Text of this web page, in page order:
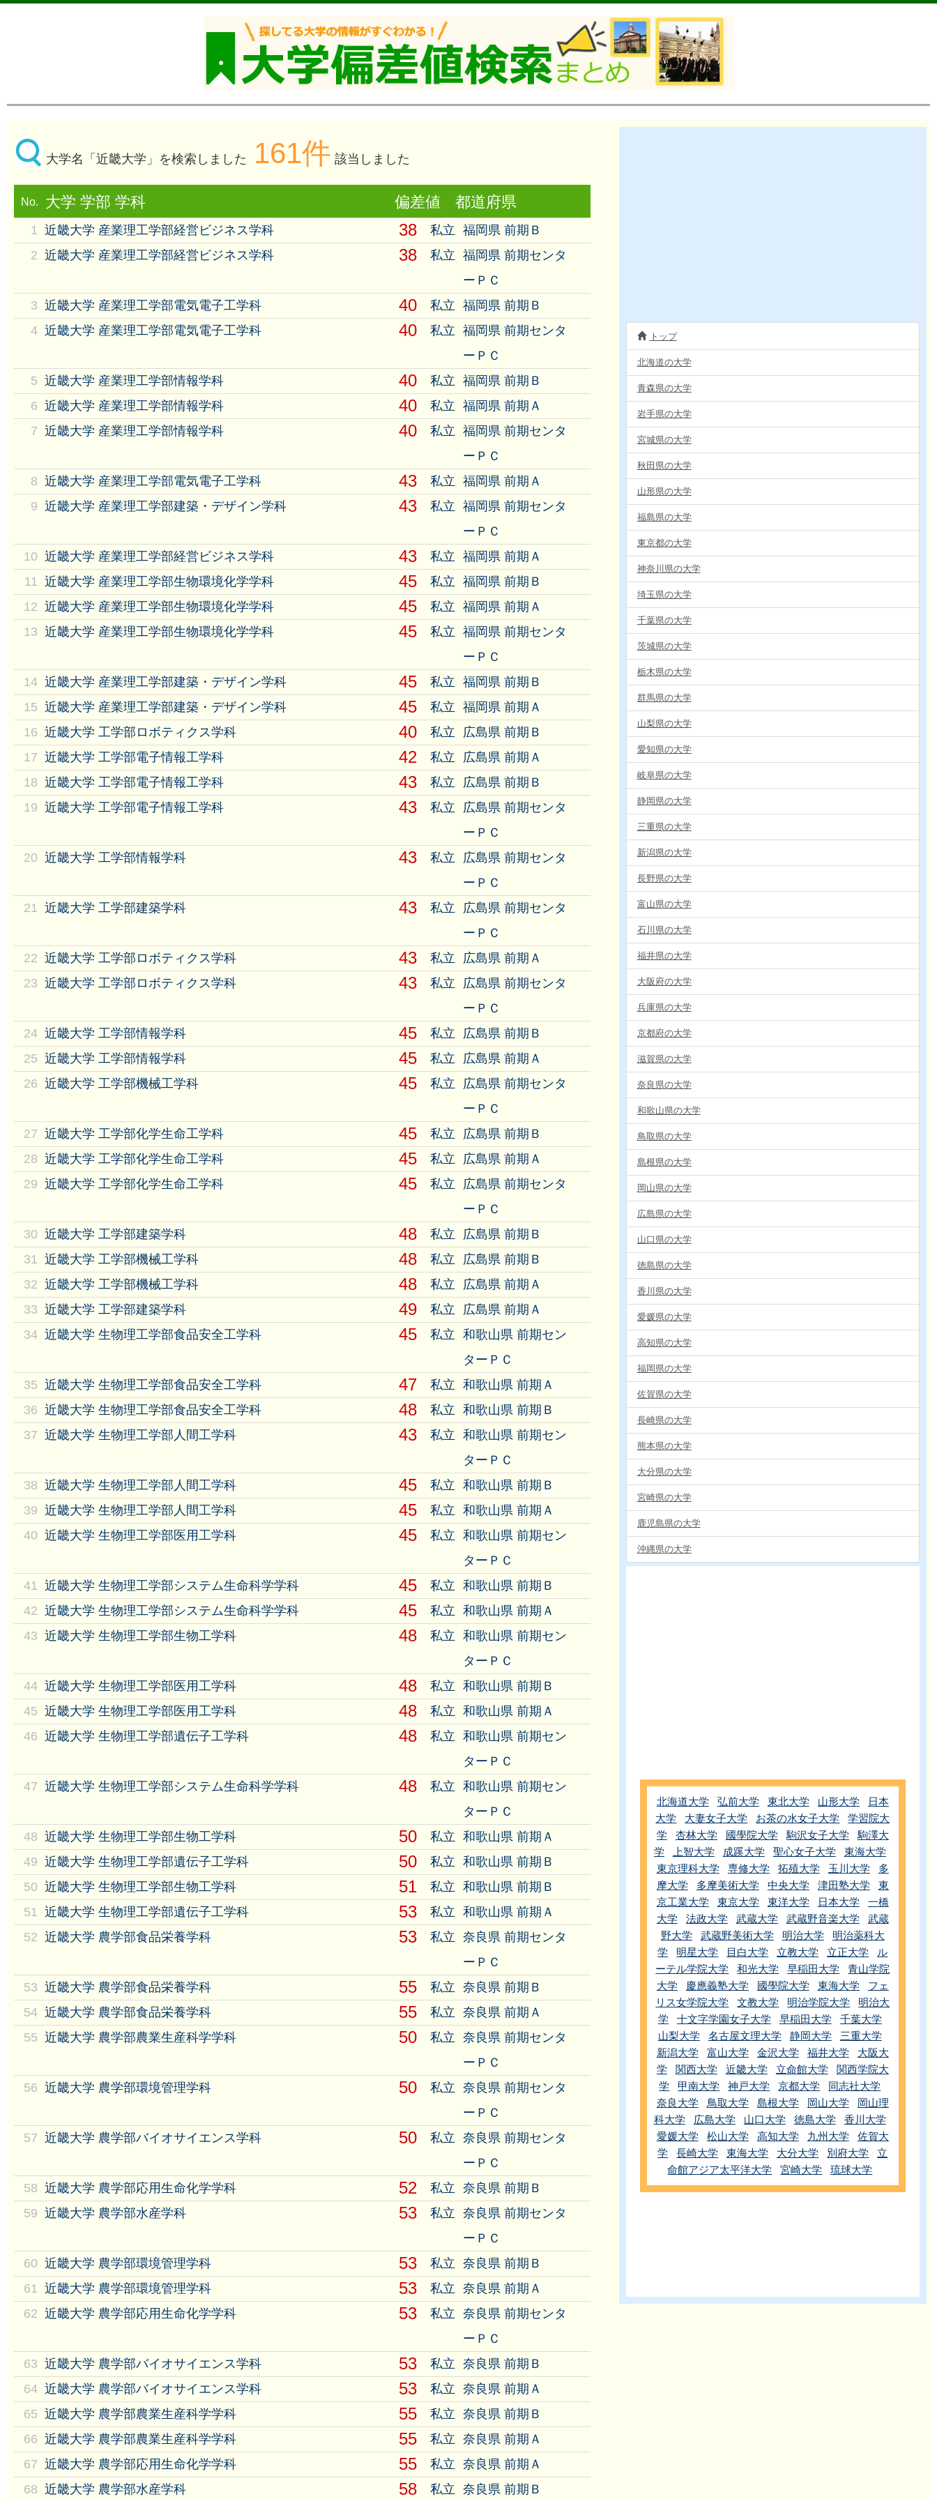
大学名「近畿大学」を検索しました 161件 該当しました
No. 大学 学部 学科 偏差値 都道府県
1 近畿大学 産業理工学部経営ビジネス学科 38 私立 福岡県 前期Ｂ
2 近畿大学 産業理工学部経営ビジネス学科 38 私立 福岡県 前期センタ
ーＰＣ
3 近畿大学 産業理工学部電気電子工学科 40 私立 福岡県 前期Ｂ
4 近畿大学 産業理工学部電気電子工学科 40 私立 福岡県 前期センタ
ーＰＣ
5 近畿大学 産業理工学部情報学科 40 私立 福岡県 前期Ｂ
6 近畿大学 産業理工学部情報学科 40 私立 福岡県 前期Ａ
7 近畿大学 産業理工学部情報学科 40 私立 福岡県 前期センタ
ーＰＣ
8 近畿大学 産業理工学部電気電子工学科 43 私立 福岡県 前期Ａ
9 近畿大学 産業理工学部建築・デザイン学科 43 私立 福岡県 前期センタ
ーＰＣ
10 近畿大学 産業理工学部経営ビジネス学科 43 私立 福岡県 前期Ａ
11 近畿大学 産業理工学部生物環境化学学科 45 私立 福岡県 前期Ｂ
12 近畿大学 産業理工学部生物環境化学学科 45 私立 福岡県 前期Ａ
13 近畿大学 産業理工学部生物環境化学学科 45 私立 福岡県 前期センタ
ーＰＣ
14 近畿大学 産業理工学部建築・デザイン学科 45 私立 福岡県 前期Ｂ
15 近畿大学 産業理工学部建築・デザイン学科 45 私立 福岡県 前期Ａ
16 近畿大学 工学部ロボティクス学科 40 私立
広島県 前期Ｂ
17 近畿大学 工学部電子情報工学科 42 私立
広島県 前期Ａ
18 近畿大学 工学部電子情報工学科 43 私立
広島県 前期Ｂ
19 近畿大学 工学部電子情報工学科 43 私立
広島県 前期センタ
ーＰＣ
20 近畿大学 工学部情報学科 43 私立
広島県 前期センタ
ーＰＣ
21 近畿大学 工学部建築学科 43 私立
広島県 前期センタ
ーＰＣ
22 近畿大学 工学部ロボティクス学科 43 私立
広島県 前期Ａ
23 近畿大学 工学部ロボティクス学科 43 私立
広島県 前期センタ
ーＰＣ
24 近畿大学 工学部情報学科 45 私立
広島県 前期Ｂ
25 近畿大学 工学部情報学科 45 私立
広島県 前期Ａ
26 近畿大学 工学部機械工学科 45 私立
広島県 前期センタ
ーＰＣ
27 近畿大学 工学部化学生命工学科 45 私立
広島県 前期Ｂ
28 近畿大学 工学部化学生命工学科 45 私立
広島県 前期Ａ
29 近畿大学 工学部化学生命工学科 45 私立
広島県 前期センタ
ーＰＣ
30 近畿大学 工学部建築学科 48 私立
広島県 前期Ｂ
31 近畿大学 工学部機械工学科 48 私立
広島県 前期Ｂ
32 近畿大学 工学部機械工学科 48 私立
広島県 前期Ａ
33 近畿大学 工学部建築学科 49 私立
広島県 前期Ａ
34 近畿大学 生物理工学部食品安全工学科 45 私立 和歌山県 前期セン
ターＰＣ
35 近畿大学 生物理工学部食品安全工学科 47 私立 和歌山県 前期Ａ
36 近畿大学 生物理工学部食品安全工学科 48 私立 和歌山県 前期Ｂ
37 近畿大学 生物理工学部人間工学科 43 私立 和歌山県 前期セン
ターＰＣ
38 近畿大学 生物理工学部人間工学科 45 私立 和歌山県 前期Ｂ
39 近畿大学 生物理工学部人間工学科 45 私立 和歌山県 前期Ａ
40 近畿大学 生物理工学部医用工学科 45 私立 和歌山県 前期セン
ターＰＣ
41 近畿大学 生物理工学部システム生命科学学科 45 私立 和歌山県 前期Ｂ
42 近畿大学 生物理工学部システム生命科学学科 45 私立 和歌山県 前期Ａ
43 近畿大学 生物理工学部生物工学科 48 私立 和歌山県 前期セン
ターＰＣ
44 近畿大学 生物理工学部医用工学科 48 私立 和歌山県 前期Ｂ
45 近畿大学 生物理工学部医用工学科 48 私立 和歌山県 前期Ａ
46 近畿大学 生物理工学部遺伝子工学科 48 私立 和歌山県 前期セン
ターＰＣ
47 近畿大学 生物理工学部システム生命科学学科 48 私立 和歌山県 前期セン
ターＰＣ
48 近畿大学 生物理工学部生物工学科 50 私立 和歌山県 前期Ａ
49 近畿大学 生物理工学部遺伝子工学科 50 私立 和歌山県 前期Ｂ
50 近畿大学 生物理工学部生物工学科 51 私立 和歌山県 前期Ｂ
51 近畿大学 生物理工学部遺伝子工学科 53 私立 和歌山県 前期Ａ
52 近畿大学 農学部食品栄養学科 53 私立 奈良県 前期センタ
ーＰＣ
53 近畿大学 農学部食品栄養学科 55 私立 奈良県 前期Ｂ
54 近畿大学 農学部食品栄養学科 55 私立 奈良県 前期Ａ
55 近畿大学 農学部農業生産科学学科 50 私立 奈良県 前期センタ
ーＰＣ
56 近畿大学 農学部環境管理学科 50 私立 奈良県 前期センタ
ーＰＣ
57 近畿大学 農学部バイオサイエンス学科 50 私立 奈良県 前期センタ
ーＰＣ
58 近畿大学 農学部応用生命化学学科 52 私立 奈良県 前期Ｂ
59 近畿大学 農学部水産学科 53 私立 奈良県 前期センタ
ーＰＣ
60 近畿大学 農学部環境管理学科 53 私立 奈良県 前期Ｂ
61 近畿大学 農学部環境管理学科 53 私立 奈良県 前期Ａ
62 近畿大学 農学部応用生命化学学科 53 私立 奈良県 前期センタ
ーＰＣ
63 近畿大学 農学部バイオサイエンス学科 53 私立 奈良県 前期Ｂ
64 近畿大学 農学部バイオサイエンス学科 53 私立 奈良県 前期Ａ
65 近畿大学 農学部農業生産科学学科 55 私立 奈良県 前期Ｂ
66 近畿大学 農学部農業生産科学学科 55 私立 奈良県 前期Ａ
67 近畿大学 農学部応用生命化学学科 55 私立 奈良県 前期Ａ
68 近畿大学 農学部水産学科 58 私立 奈良県 前期Ｂ
トップ
北海道の大学
青森県の大学
岩手県の大学
宮城県の大学
秋田県の大学
山形県の大学
福島県の大学
東京都の大学
神奈川県の大学
埼玉県の大学
千葉県の大学
茨城県の大学
栃木県の大学
群馬県の大学
山梨県の大学
愛知県の大学
岐阜県の大学
静岡県の大学
三重県の大学
新潟県の大学
長野県の大学
富山県の大学
石川県の大学
福井県の大学
大阪府の大学
兵庫県の大学
京都府の大学
滋賀県の大学
奈良県の大学
和歌山県の大学
鳥取県の大学
島根県の大学
岡山県の大学
広島県の大学
山口県の大学
徳島県の大学
香川県の大学
愛媛県の大学
高知県の大学
福岡県の大学
佐賀県の大学
長崎県の大学
熊本県の大学
大分県の大学
宮崎県の大学
鹿児島県の大学
沖縄県の大学
北海道大学 弘前大学 東北大学 山形大学
日本
大学
大妻女子大学 お茶の水女子大学
学習院大
学
杏林大学 國學院大学 駒沢女子大学
駒澤大
学
上智大学 成蹊大学 聖心女子大学
東海大学
東京理科大学
専修大学 拓殖大学 玉川大学
多
摩大学
多摩美術大学 中央大学 津田塾大学
東
京工業大学
東京大学 東洋大学 日本大学
一橋
大学
法政大学 武蔵大学 武蔵野音楽大学
武蔵
野大学
武蔵野美術大学 明治大学
明治薬科大
学
明星大学 目白大学 立教大学 立正大学
ル
ーテル学院大学
和光大学 早稲田大学
青山学院
大学
慶應義塾大学 國學院大学 東海大学
フェ
リス女学院大学
文教大学 明治学院大学
明治大
学
十文字学園女子大学 早稲田大学
千葉大学
山梨大学
名古屋文理大学 静岡大学
三重大学
新潟大学
富山大学 金沢大学 福井大学
大阪大
学
関西大学 近畿大学 立命館大学
関西学院大
学
甲南大学 神戸大学 京都大学
同志社大学
奈良大学
鳥取大学 島根大学 岡山大学
岡山理
科大学
広島大学 山口大学 徳島大学
香川大学
愛媛大学
松山大学 高知大学 九州大学
佐賀大
学
長崎大学 東海大学 大分大学 別府大学
立
命館アジア太平洋大学
宮崎大学 琉球大学